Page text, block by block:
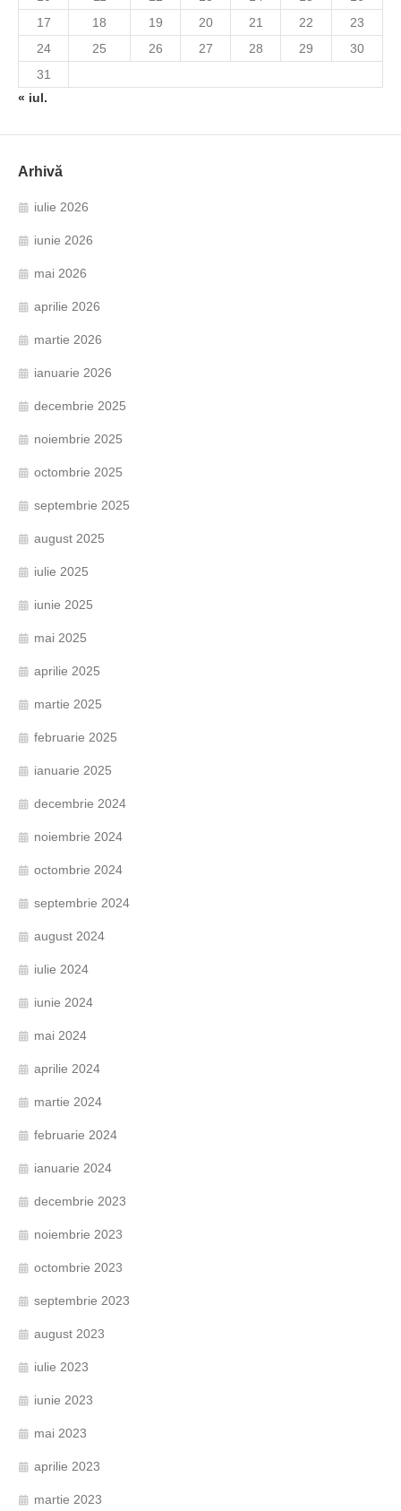
17
18 19 20 21 22
23
24
25 26 27 28 29
30
31
« iul.
Arhivă
iulie 2026
iunie 2026
mai 2026
aprilie 2026
martie 2026
ianuarie 2026
decembrie 2025
noiembrie 2025
octombrie 2025
septembrie 2025
august 2025
iulie 2025
iunie 2025
mai 2025
aprilie 2025
martie 2025
februarie 2025
ianuarie 2025
decembrie 2024
noiembrie 2024
octombrie 2024
septembrie 2024
august 2024
iulie 2024
iunie 2024
mai 2024
aprilie 2024
martie 2024
februarie 2024
ianuarie 2024
decembrie 2023
noiembrie 2023
octombrie 2023
septembrie 2023
august 2023
iulie 2023
iunie 2023
mai 2023
aprilie 2023
martie 2023